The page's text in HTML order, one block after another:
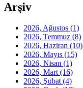
Arşiv
2026, Ağustos (1)
2026, Temmuz (8)
2026, Haziran (10)
2026, Mayıs (15)
2026, Nisan (1)
2026, Mart (16)
2026, Şubat (4)